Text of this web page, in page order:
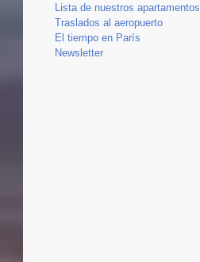
Lista de nuestros apartamentos
Traslados al aeropuerto
El tiempo en París
Newsletter